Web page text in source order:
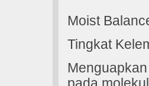
Moist
Tingkat